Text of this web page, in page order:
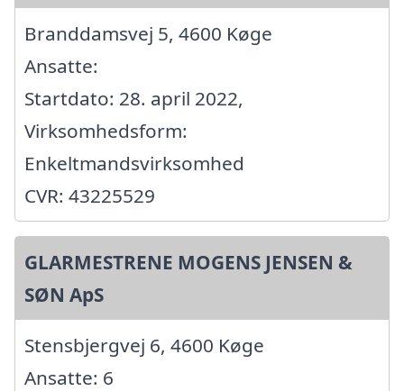
Branddamsvej 5, 4600 Køge
Ansatte:
Startdato: 28. april 2022,
Virksomhedsform:
Enkeltmandsvirksomhed
CVR: 43225529
GLARMESTRENE MOGENS JENSEN &
SØN ApS
Stensbjergvej 6, 4600 Køge
Ansatte: 6